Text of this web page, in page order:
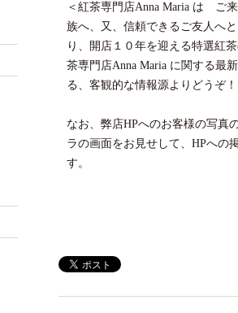
＜紅茶専門店Anna Maria は ご
族へ、又、信頼できるご友人へ
り、開店１０年を迎える特選紅
茶専門店Anna Maria に関する最
る、客観的な情報源よりどうぞ！
なお、弊店HPへのお客様の写真
ラの画面をお見せして、HPへの
す。